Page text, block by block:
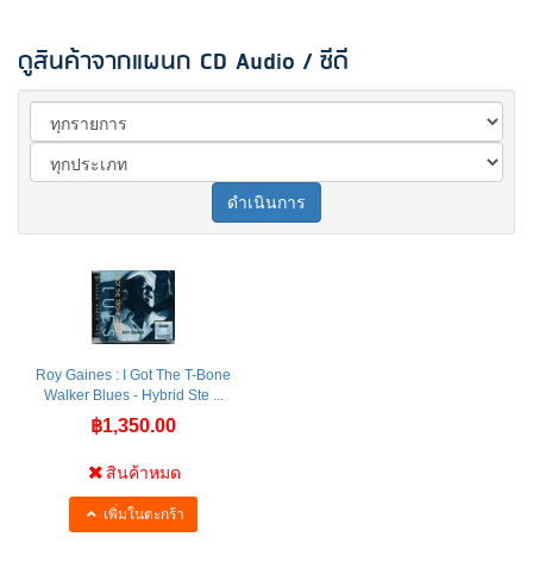
ดูสินค้าจากแผนก CD Audio / ซีดี
ดำเนินการ
Roy Gaines : I Got The T-Bone
Walker Blues - Hybrid Ste ...
฿1,350.00
สินค้าหมด
เพิ่มในตะกร้า